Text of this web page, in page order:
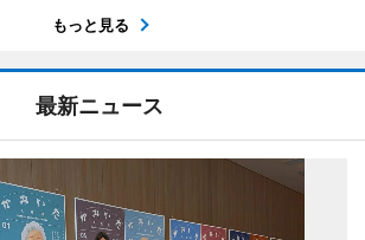
もっと見る
最新ニュース